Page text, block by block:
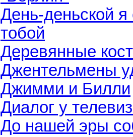
День-деньской я
тобой
Деревянные
Джентельмены
Джимми и Билли
Диалог у
До нашей эры